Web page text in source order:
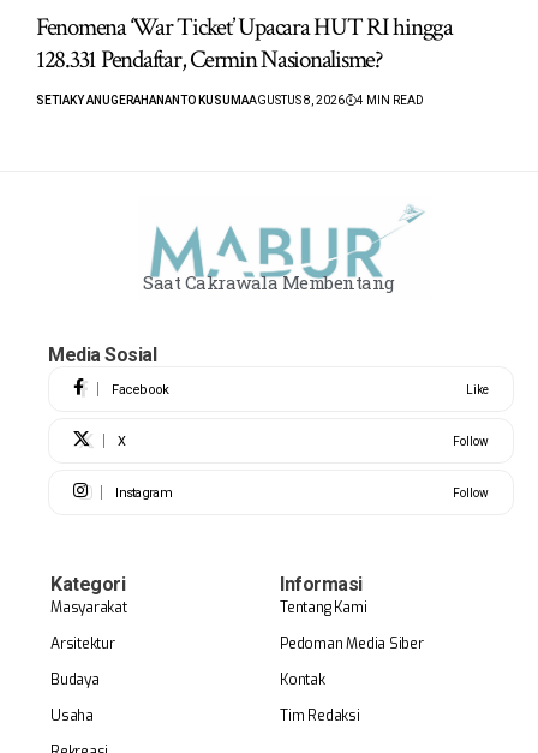
Fenomena ‘War Ticket’ Upacara HUT RI hingga
128.331 Pendaftar, Cermin Nasionalisme?
SETIAKY ANUGERAHANANTO KUSUMAAGUSTUS 8, 2026 4 MIN READ
Saat Cakrawala Membentang
Media Sosial
Facebook Like
X Follow
Instagram Follow
Kategori
Masyarakat
Arsitektur
Budaya
Usaha
Informasi
Tentang Kami
Pedoman Media Siber
Kontak
Tim Redaksi